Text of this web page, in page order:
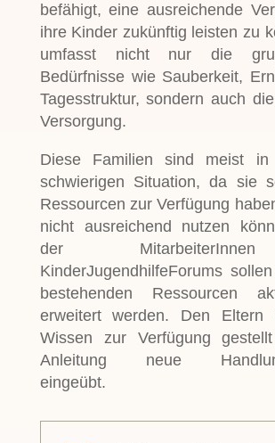
befähigt, eine ausreichende
ihre Kinder zukünftig leisten zu
umfasst nicht nur die
Bedürfnisse wie Sauberkeit,
Tagesstruktur, sondern auch
Versorgung.
Diese Familien sind meist
schwierigen Situation, da sie
Ressourcen zur Verfügung
nicht ausreichend nutzen
der
KinderJugendhilfeForums
bestehenden Ressourcen
erweitert werden. Den Eltern
Wissen zur Verfügung
Anleitung neue
eingeübt.